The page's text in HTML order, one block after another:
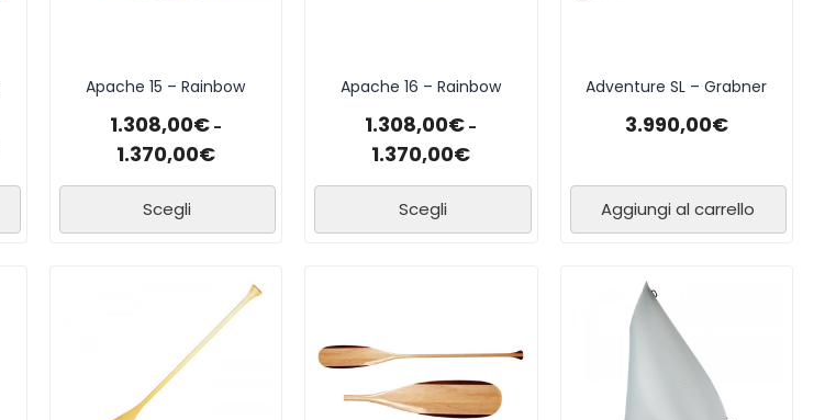
Apache 15 – Rainbow
1.308,00€ -
1.370,00€
Scegli
Apache 16 – Rainbow
1.308,00€ -
1.370,00€
Scegli
Adventure SL – Grabner
3.990,00€
Aggiungi al carrello